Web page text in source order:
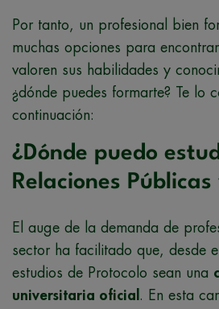
Por tanto, un profesional bien
muchas opciones para
valoren sus habilidades y
¿dónde puedes formarte? Te lo
continuación:
¿Dónde puedo
Relaciones
El auge de la demanda de
sector ha facilitado que, desde
estudios de Protocolo sean una
universitaria oficial . En esta